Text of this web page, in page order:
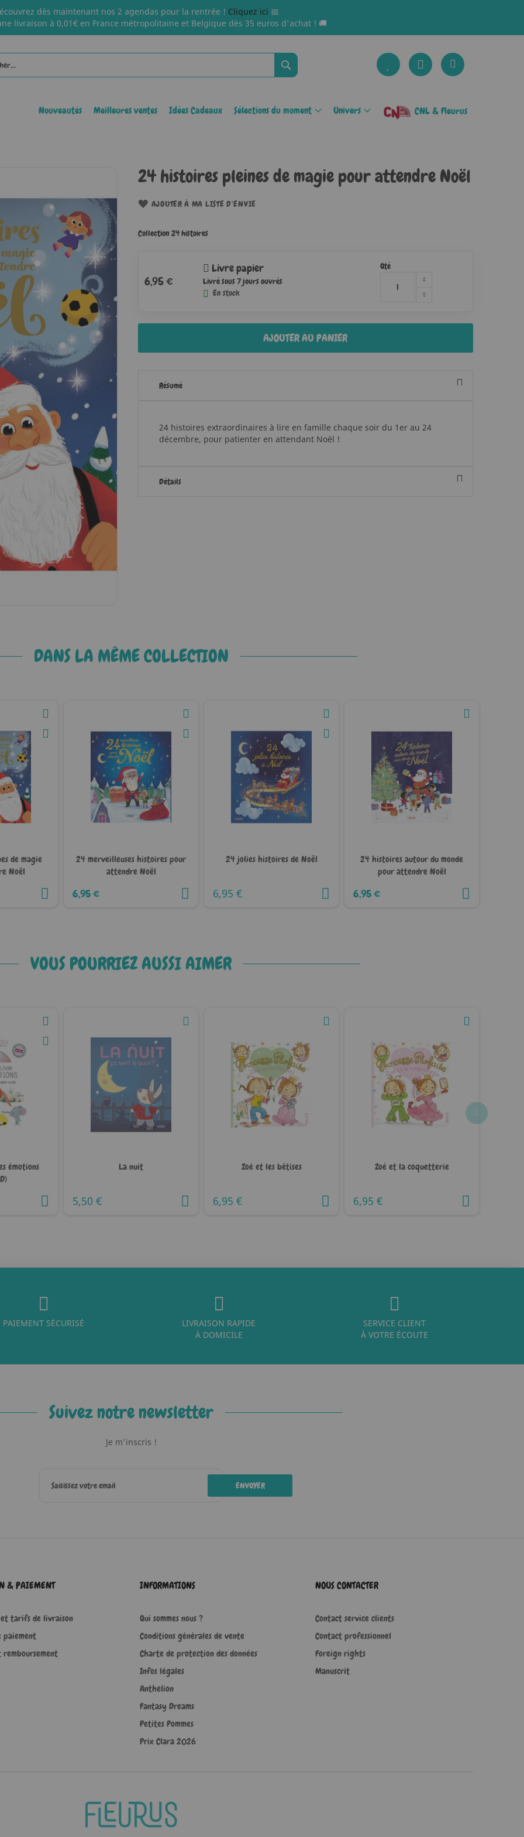
dès maintenant nos 2 agendas pour la rentrée ! Cliquez ici 📅
livraison à 0,01€ en France métropolitaine et Belgique dès 35 euros d'achat ! 🚚
Rechercher
Nouveautés Meilleures ventes Idées Cadeaux Sélections du moment Univers CNL & Fleurus
24 histoires pleines de magie pour attendre Noël
AJOUTER À MA LISTE D’ENVIE
Collection 24 histoires
6,95 €
Livre papier
Livré sous 7 jours ouvrés
En stock
Qté
AJOUTER AU PANIER
Résumé
24 histoires extraordinaires à lire en famille chaque soir du 1er au 24
décembre, pour patienter en attendant Noël !
Détails
DANS LA MÊME COLLECTION
de magie
Noël
24 merveilleuses histoires pour
attendre Noël
6,95 €
24 jolies histoires de Noël
6,95 €
24 histoires autour du monde
pour attendre Noël
6,95 €
VOUS POURRIEZ AUSSI AIMER
émotions
La nuit
5,50 €
Zoé et les bêtises
6,95 €
Zoé et la coquetterie
6,95 €
PAIEMENT SÉCURISÉ
LIVRAISON RAPIDE
À DOMICILE
SERVICE CLIENT
À VOTRE ÉCOUTE
Suivez notre newsletter
Je m'inscris !
ENVOYER
& PAIEMENT
et tarifs de livraison
paiement
remboursement
INFORMATIONS
Qui sommes nous ?
Conditions générales de vente
Charte de protection des données
Infos légales
Anthelion
Fantasy Dreams
Petites Pommes
Prix Clara 2026
NOUS CONTACTER
Contact service clients
Contact professionnel
Foreign rights
Manuscrit